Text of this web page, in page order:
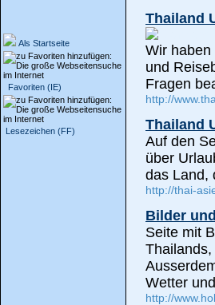
Als Startseite
Favoriten (IE)
Lesezeichen (FF)
Thailand
Wir
und
Fragen
http://
Thailand
Auf den
über
das Land,
http://thai-
Bilder
Seite mit
Wetter
http://